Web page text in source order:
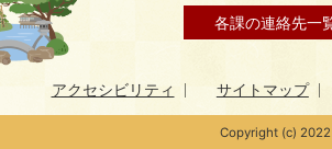
各課の連絡先一
アクセシビリティ サイトマップ
Copyright (c)